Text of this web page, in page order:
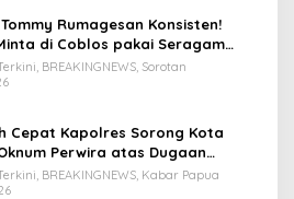
Tommy Rumagesan Konsisten!
di Coblos pakai Seragam
MenCoblos Juga pakai Kaos
BREAKINGNEWS, Sorotan
Cepat Kapolres Sorong Kota
Perwira atas Dugaan
Brutal Terhadap Anak
BREAKINGNEWS, Kabar Papua